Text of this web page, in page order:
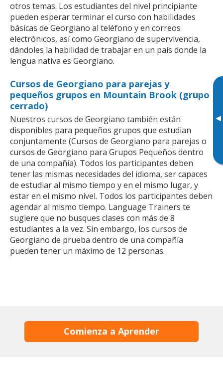
▸
otros temas. Los estudiantes del nivel principiante
pueden esperar terminar el curso con habilidades
básicas de Georgiano al teléfono y en correos
electrónicos, así como Georgiano de supervivencia,
dándoles la habilidad de trabajar en un país donde la
lengua nativa es Georgiano.
Cursos de Georgiano para parejas y
pequeños grupos en Mountain Brook (grupo
cerrado)
Nuestros cursos de Georgiano también están
disponibles para pequeños grupos que estudian
conjuntamente (Cursos de Georgiano para parejas o
cursos de Georgiano para Grupos Pequeños dentro
de una compañía). Todos los participantes deben
tener las mismas necesidades del idioma, ser capaces
de estudiar al mismo tiempo y en el mismo lugar, y
estar en el mismo nivel. Todos los participantes deben
agendar al mismo tiempo. Language Trainers te
sugiere que no busques clases con más de 8
estudiantes a la vez. Sin embargo, los cursos de
Georgiano de prueba dentro de una compañía
pueden tener un máximo de 12 personas.
Comienza a Aprender